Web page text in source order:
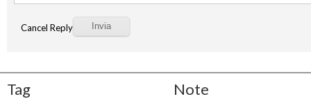
Cancel Reply
Tag Note